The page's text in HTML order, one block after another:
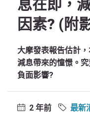
息在即，
因素? (附
大摩發表報告估計
減息帶來的憧憬。
負面影響?
2 年前 最新